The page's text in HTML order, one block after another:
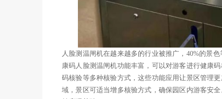
人脸测温闸机在越来越多的行业被推广，40%的景
康码人脸测温闸机功能丰富，可以对游客进行健康
码核验等多种核验方式，这些功能应用让景区管理
域，景区可适当增多核验方式，确保园区内游客安全